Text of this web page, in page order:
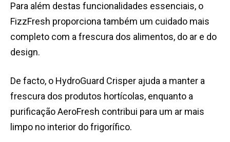
Para além destas funcionalidades essenciais, o
FizzFresh proporciona também um cuidado mais
completo com a frescura dos alimentos, do ar e do
design.
De facto, o HydroGuard Crisper ajuda a manter a
frescura dos produtos hortícolas, enquanto a
purificação AeroFresh contribui para um ar mais
limpo no interior do frigorífico.